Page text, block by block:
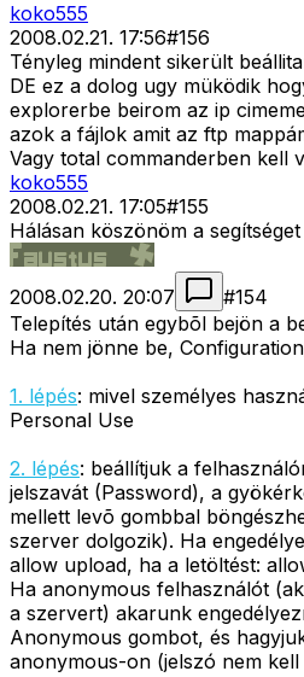
koko555
2008.02.21. 17:56#156
Tényleg mindent sikerült
DE ez a dolog ugy müködik
explorerbe beirom az ip
azok a fájlok amit az ftp
Vagy total commanderben kell
koko555
2008.02.21. 17:05#155
Hálásan köszönöm a
2008.02.20. 20:07 #154
Telepítés után egybõl bejön a
Ha nem jönne be,
1. lépés: mivel személyes
Personal Use
2. lépés: beállítjuk a
jelszavát (Password), a
mellett levõ gombbal
szerver dolgozik). Ha
allow upload, ha a letöltést:
Ha anonymous felhasználót
a szervert) akarunk
Anonymous gombot, és
anonymous-on (jelszó nem kell